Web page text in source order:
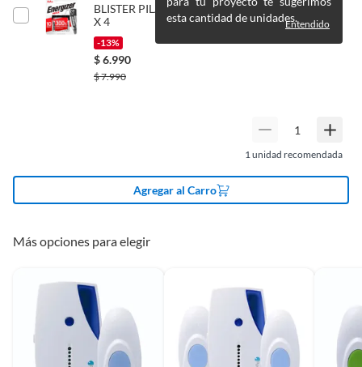
esta cantidad de unidades.Entendido
BLISTER PILAS ALCALINA ENERGEIZER MAX AA
X 4
-13%
$6.990
$7.990
1unidad recomendada
Agregar al Carro
Más opciones para elegir